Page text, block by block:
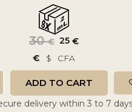
30€ 25 €
€
$ CFA
ADD TO CART
delivery within 3 to 7